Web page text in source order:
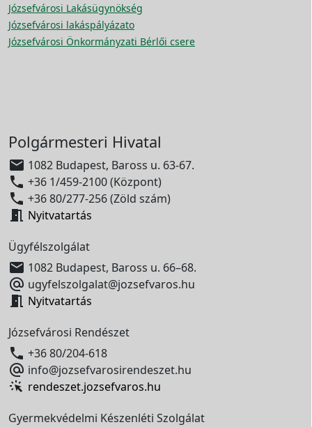
Józsefvárosi Lakásügynökség
Józsefvárosi lakáspályázato
Józsefvárosi Önkormányzati Bérlői csere
Polgármesteri Hivatal
 1082 Budapest, Baross u. 63-67.
 +36 1/459-2100 (Központ)
 +36 80/277-256 (Zöld szám)
 Nyitvatartás
Ügyfélszolgálat
 1082 Budapest, Baross u. 66–68.
 ugyfelszolgalat@jozsefvaros.hu
 Nyitvatartás
Józsefvárosi Rendészet
 +36 80/204-618
 info@jozsefvarosirendeszet.hu
rendeszet.jozsefvaros.hu
Gyermekvédelmi Készenléti Szolgálat